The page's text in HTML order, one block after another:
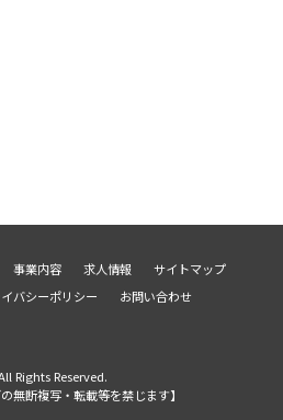
事業内容 求人情報
サイトマップ
バシーポリシー お問い合わせ
Rights Reserved.
無断複写・転載等を禁じます】